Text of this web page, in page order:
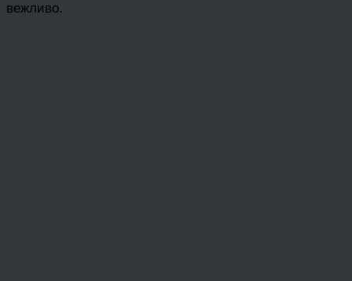
вежливо.